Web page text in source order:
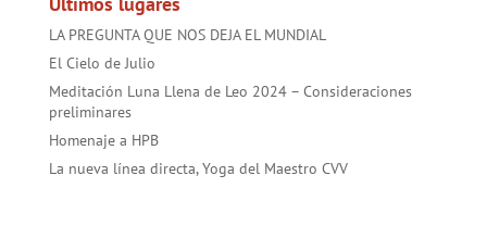
LA PREGUNTA QUE NOS DEJA EL MUNDIAL
El Cielo de Julio
Meditación Luna Llena de Leo 2024 – Consideraciones
preliminares
Homenaje a HPB
La nueva línea directa, Yoga del Maestro CVV